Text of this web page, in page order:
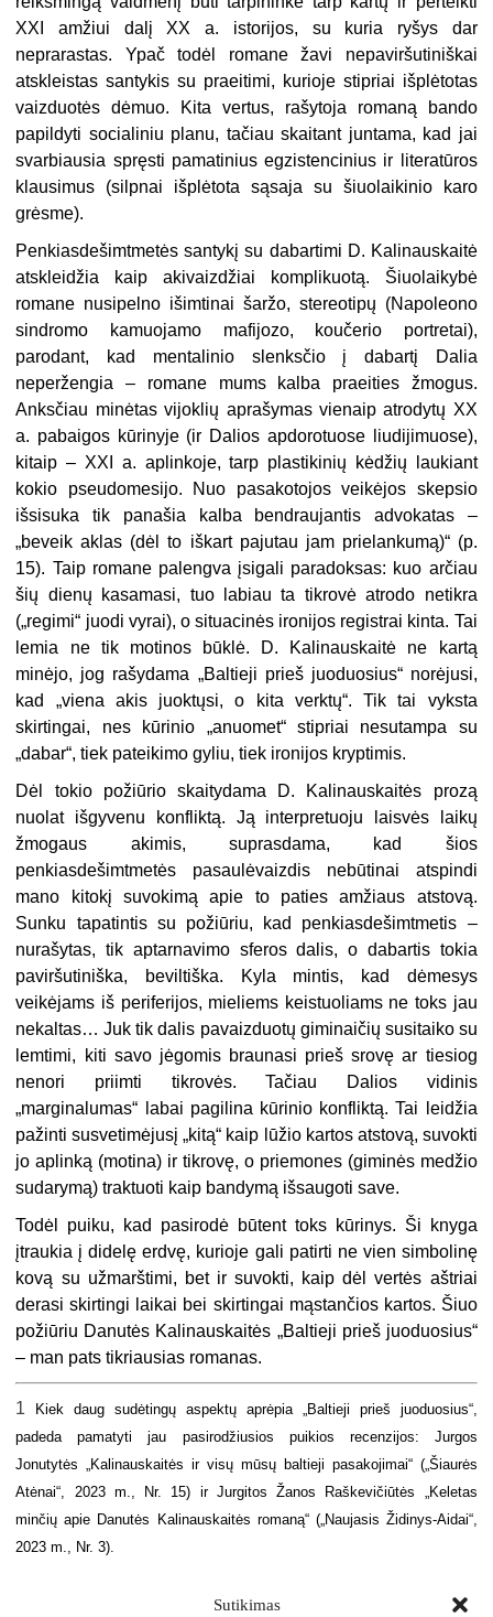
Sutikimas
XXI amžiui dalį XX a. istorijos, su kuria ryšys dar
neprarastas. Ypač todėl romane žavi nepaviršutiniškai
atskleistas santykis su praeitimi, kurioje stipriai išplėtotas
vaizduotės dėmuo. Kita vertus, rašytoja romaną bando
papildyti socialiniu planu, tačiau skaitant juntama, kad jai
svarbiausia spręsti pamatinius egzistencinius ir literatūros
klausimus (silpnai išplėtota sąsaja su šiuolaikinio karo
grėsme).
Penkiasdešimtmetės santykį su dabartimi D. Kalinauskaitė
atskleidžia kaip akivaizdžiai komplikuotą. Šiuolaikybė
romane nusipelno išimtinai šaržo, stereotipų (Napoleono
sindromo kamuojamo mafijozo,
koučerio portretai),
parodant, kad mentalinio slenksčio į dabartį Dalia
neperžengia – romane mums kalba praeities žmogus.
Anksčiau minėtas vijoklių aprašymas vienaip atrodytų XX
a. pabaigos kūrinyje (ir Dalios apdorotuose liudijimuose),
kitaip – XXI a. aplinkoje, tarp plastikinių kėdžių laukiant
kokio pseudomesijo. Nuo pasakotojos veikėjos skepsio
išsisuka tik panašia kalba bendraujantis advokatas –
„beveik aklas (dėl to iškart pajutau jam prielankumą)“ (p.
15). Taip romane palengva įsigali paradoksas: kuo arčiau
šių dienų kasamasi, tuo labiau ta tikrovė atrodo netikra
(„regimi“ juodi vyrai), o situacinės ironijos registrai kinta. Tai
lemia ne tik motinos būklė. D. Kalinauskaitė ne kartą
minėjo, jog rašydama „Baltieji prieš juoduosius“ norėjusi,
kad „viena akis juoktųsi, o kita verktų“. Tik tai vyksta
skirtingai, nes kūrinio „anuomet“ stipriai nesutampa su
„dabar“, tiek pateikimo gyliu, tiek ironijos kryptimis.
Dėl tokio požiūrio skaitydama D. Kalinauskaitės prozą
nuolat išgyvenu konfliktą. Ją interpretuoju laisvės laikų
žmogaus akimis, suprasdama, kad šios
penkiasdešimtmetės pasaulėvaizdis nebūtinai atspindi
mano kitokį suvokimą apie to paties amžiaus atstovą.
Sunku tapatintis su požiūriu, kad penkiasdešimtmetis –
nurašytas,tik aptarnavimo sferos dalis, o dabartis tokia
paviršutiniška, beviltiška. Kyla mintis, kad dėmesys
veikėjams iš periferijos, mieliems keistuoliams ne toks jau
nekaltas… Juk tik dalis pavaizduotų giminaičių susitaiko su
lemtimi, kiti savo jėgomis braunasi prieš srovę ar tiesiog
nenori priimti tikrovės. Tačiau Dalios vidinis
„marginalumas“ labai pagilina kūrinio konfliktą. Tai leidžia
pažinti susvetimėjusį „kitą“ kaip lūžio kartos atstovą, suvokti
jo aplinką (motina) ir tikrovę, o priemones (giminės medžio
sudarymą) traktuoti kaip bandymą išsaugoti save.
Todėl puiku, kad pasirodė būtent toks kūrinys. Ši knyga
įtraukia į didelę erdvę, kurioje gali patirti ne vien simbolinę
kovą su užmarštimi, bet ir suvokti, kaip dėl vertės aštriai
derasi skirtingi laikai bei skirtingai mąstančios kartos. Šiuo
požiūriu Danutės Kalinauskaitės „Baltieji prieš juoduosius“
– man pats tikriausias romanas.
1
Kiek daug sudėtingų aspektų aprėpia „Baltieji prieš juoduosius“,
padeda pamatyti jau pasirodžiusios puikios recenzijos: Jurgos
Jonutytės „Kalinauskaitės ir visų mūsų baltieji pasakojimai“ („Šiaurės
Atėnai“, 2023 m., Nr. 15) ir Jurgitos Žanos Raškevičiūtės „Keletas
minčių apie Danutės Kalinauskaitės romaną“ („Naujasis Židinys-Aidai“,
2023 m., Nr. 3).